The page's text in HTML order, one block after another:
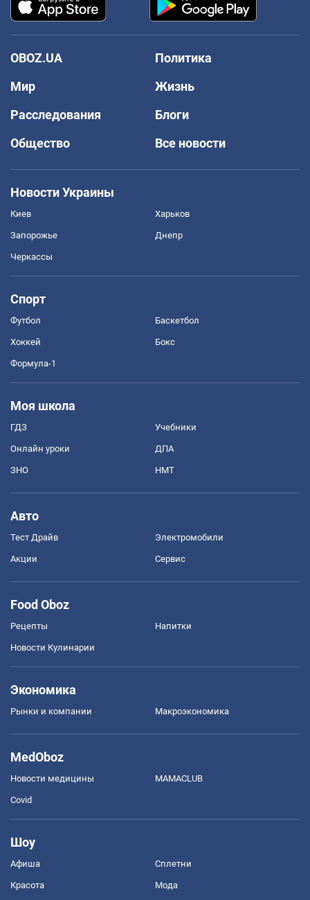
OBOZ.UA
Политика
Мир
Жизнь
Расследования
Блоги
Общество
Все новости
Новости Украины
Киев Харьков
Запорожье Днепр
Черкассы
Спорт
Футбол Баскетбол
Хоккей Бокс
Формула-1
Моя школа
ГДЗ Учебники
Онлайн уроки ДПА
ЗНО НМТ
Авто
Тест Драйв Электромобили
Акции Сервис
Food Oboz
Рецепты Напитки
Новости Кулинарии
Экономика
Рынки и компании Mакроэкономика
MedOboz
Новости медицины MAMACLUB
Covid
Шоу
Афиша Сплетни
Красота Мода